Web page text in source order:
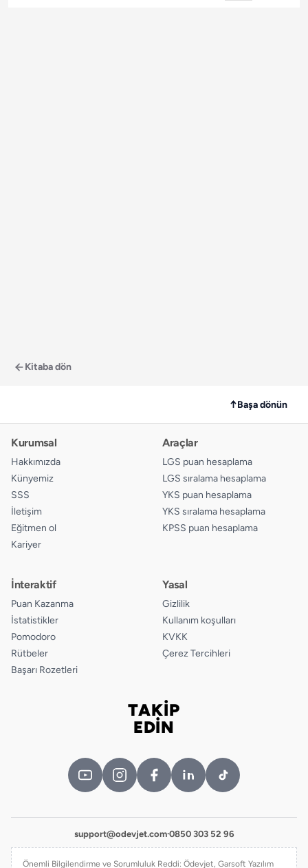
Kitaba dön
↑Başa dönün
Kurumsal
Hakkımızda
Künyemiz
SSS
İletişim
Eğitmen ol
Kariyer
Araçlar
LGS puan hesaplama
LGS sıralama hesaplama
YKS puan hesaplama
YKS sıralama hesaplama
KPSS puan hesaplama
İnteraktif
Puan Kazanma
İstatistikler
Pomodoro
Rütbeler
Başarı Rozetleri
Yasal
Gizlilik
Kullanım koşulları
KVKK
Çerez Tercihleri
TAKİP
EDİN
support@odevjet.com·0850 303 52 96
Önemli Bilgilendirme ve Sorumluluk Reddi: Ödevjet, Garsoft Yazılım